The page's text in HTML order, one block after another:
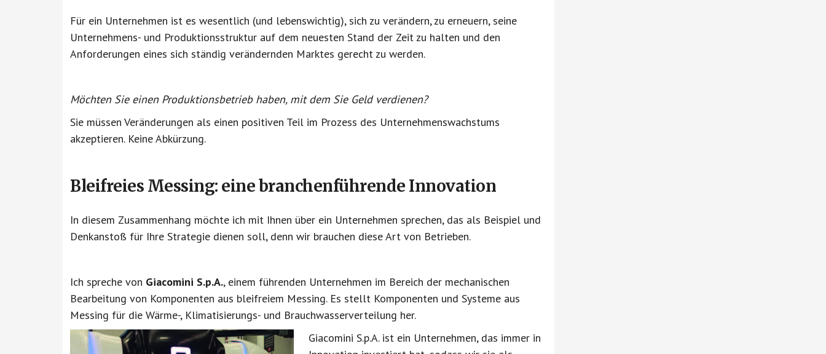
Für ein Unternehmen ist es wesentlich (und lebenswichtig), sich zu verändern, zu erneuern, seine
Unternehmens- und Produktionsstruktur auf dem neuesten Stand der Zeit zu halten und den
Anforderungen eines sich ständig verändernden Marktes gerecht zu werden.
Möchten Sie einen Produktionsbetrieb haben, mit dem Sie Geld verdienen?
Sie müssen Veränderungen als einen positiven Teil im Prozess des Unternehmenswachstums
akzeptieren. Keine Abkürzung.
Bleifreies Messing: eine branchenführende Innovation
In diesem Zusammenhang möchte ich mit Ihnen über ein Unternehmen sprechen, das als Beispiel und
Denkanstoß für Ihre Strategie dienen soll, denn wir brauchen diese Art von Betrieben.
Ich spreche von Giacomini S.p.A., einem führenden Unternehmen im Bereich der mechanischen
Bearbeitung von Komponenten aus bleifreiem Messing. Es stellt Komponenten und Systeme aus
Messing für die Wärme-, Klimatisierungs- und Brauchwasserverteilung her.
Giacomini S.p.A. ist ein Unternehmen, das immer in